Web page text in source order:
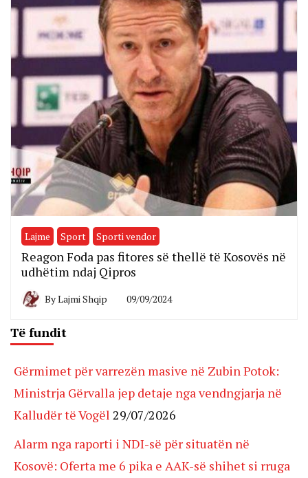
Lajme Sport Sporti vendor
Reagon Foda pas fitores së thellë të Kosovës në
udhëtim ndaj Qipros
ByLajmi Shqip 09/09/2024
Të fundit
Gërmimet për varrezën masive në Zubin Potok:
Ministrja Gërvalla jep detaje nga vendngjarja në
Kalludër të Vogël 29/07/2026
Alarm nga raporti i NDI-së për situatën në
Kosovë: Oferta me 6 pika e AAK-së shihet si rruga